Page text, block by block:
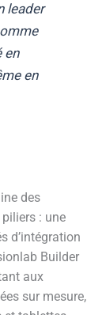
leader
en
en
des
: une
d’intégration
Builder
aux
sur mesure,